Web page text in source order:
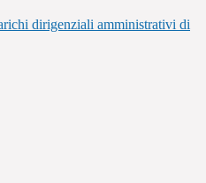
dirigenziali amministrativi di